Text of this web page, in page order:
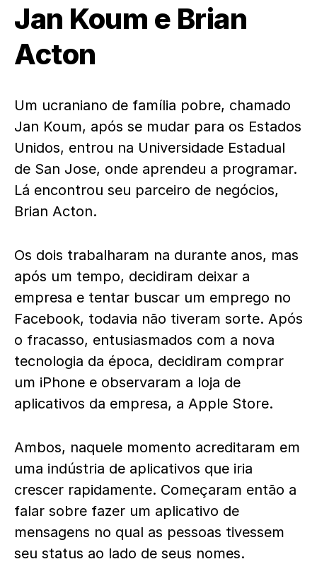
Jan Koum e Brian
Acton
Um ucraniano de família pobre, chamado
Jan Koum, após se mudar para os Estados
Unidos, entrou na Universidade Estadual
de San Jose, onde aprendeu a programar.
Lá encontrou seu parceiro de negócios,
Brian Acton.
Os dois trabalharam na durante anos, mas
após um tempo, decidiram deixar a
empresa e tentar buscar um emprego no
Facebook, todavia não tiveram sorte. Após
o fracasso, entusiasmados com a nova
tecnologia da época, decidiram comprar
um iPhone e observaram a loja de
aplicativos da empresa, a Apple Store.
Ambos, naquele momento acreditaram em
uma indústria de aplicativos que iria
crescer rapidamente. Começaram então a
falar sobre fazer um aplicativo de
mensagens no qual as pessoas tivessem
seu status ao lado de seus nomes.